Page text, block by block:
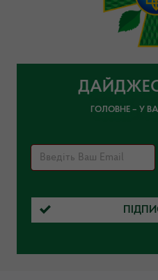
ГОЛОВНЕ – У